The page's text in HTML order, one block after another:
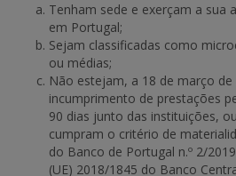
Tenham sede e exerçam a sua
em Portugal;
Sejam classificadas como
ou médias;
Não estejam, a 18 de março
incumprimento de prestações
90 dias junto das instituições,
cumpram o critério de
do Banco de Portugal n.º 2/
(UE) 2018/1845 do Banco